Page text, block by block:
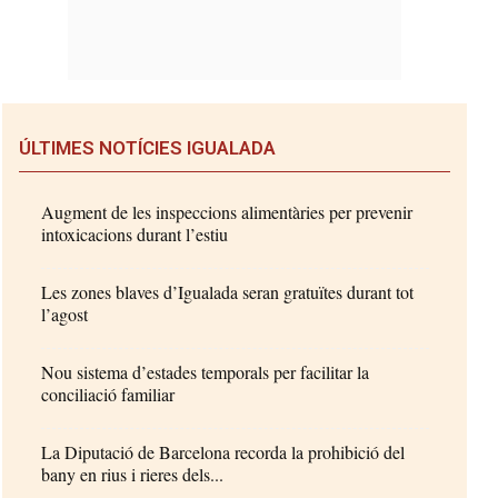
ÚLTIMES NOTÍCIES IGUALADA
Augment de les inspeccions alimentàries per prevenir
intoxicacions durant l’estiu
Les zones blaves d’Igualada seran gratuïtes durant tot
l’agost
Nou sistema d’estades temporals per facilitar la
conciliació familiar
La Diputació de Barcelona recorda la prohibició del
bany en rius i rieres dels...